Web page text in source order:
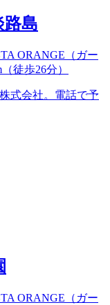
島
ORANGE（ガー
（徒歩26分）
式会社。電話で予
ORANGE（ガー